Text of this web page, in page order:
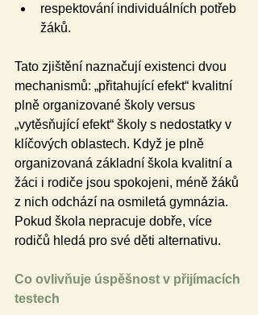
respektování individuálních potřeb
žáků.
Tato zjištění naznačují existenci dvou
mechanismů: „přitahující efekt“ kvalitní
plně organizované školy versus
„vytěsňující efekt“ školy s nedostatky v
klíčových oblastech. Když je plně
organizovaná základní škola kvalitní a
žáci i rodiče jsou spokojeni, méně žáků
z nich odchází na osmiletá gymnázia.
Pokud škola nepracuje dobře, více
rodičů hledá pro své děti alternativu.
Co ovlivňuje úspěšnost v přijímacích
testech